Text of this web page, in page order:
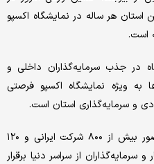
استان هر ساله در نمایشگاه اکسپو
در جذب سرمایه‌گذاران داخلی و
به ویژه نمایشگاه اکسپو فرصتی
و سرمایه‌گذاری استان است.
وی ادامه داد: در این رویداد، با حضور بیش از ۸۰۰ شرکت ایرانی و ۱۲۰
از سراسر دنیا برقرار